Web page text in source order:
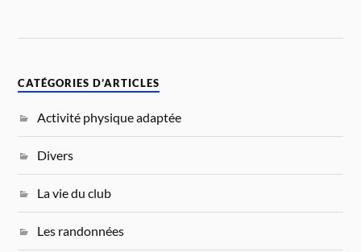
CATÉGORIES D’ARTICLES
Activité physique adaptée
Divers
La vie du club
Les randonnées